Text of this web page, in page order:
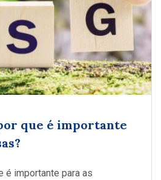
que é importante
é importante para as